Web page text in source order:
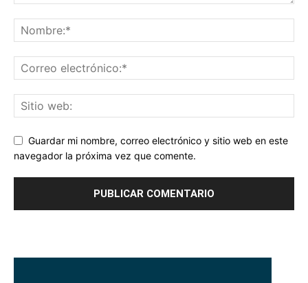
Guardar mi nombre, correo electrónico y sitio web en este
navegador la próxima vez que comente.